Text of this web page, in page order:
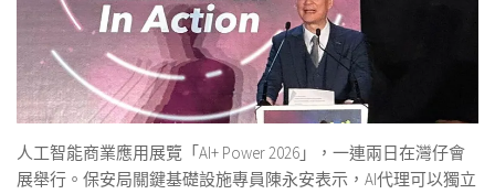
人工智能商業應用展覽「AI+ Power 2026」，一連兩日在灣仔會
展舉行。保安局關鍵基礎設施專員陳永安表示，AI代理可以獨立